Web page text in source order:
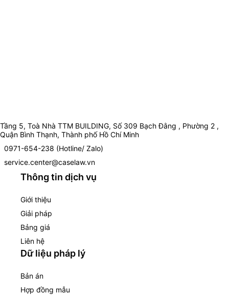
Tầng 5, Toà Nhà TTM BUILDING, Số 309 Bạch Đằng , Phường 2 ,
Quận Bình Thạnh, Thành phố Hồ Chí Minh
0971-654-238 (Hotline/ Zalo)
service.center@caselaw.vn
Thông tin dịch vụ
Giới thiệu
Giải pháp
Bảng giá
Liên hệ
Dữ liệu pháp lý
Bản án
Hợp đồng mẫu